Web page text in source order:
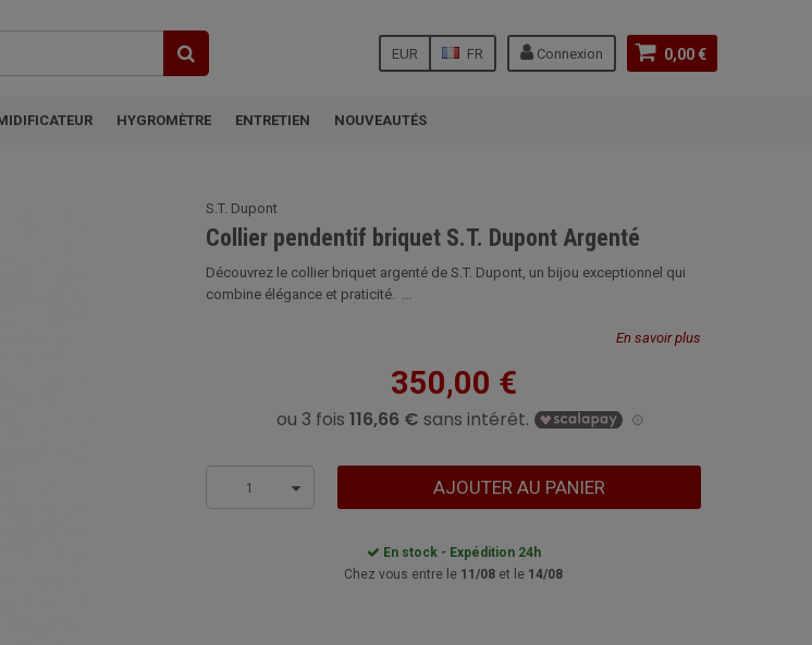
0,00 €
Connexion
FR
EUR
HYGROMÈTRE ENTRETIEN NOUVEAUTÉS
S.T. Dupont
Collier pendentif briquet S.T. Dupont Argenté
Découvrez le collier briquet argenté de S.T. Dupont, un bijou exceptionnel qui
combine élégance et praticité. ...
En savoir plus
350,00 €
1 AJOUTER AU PANIER
En stock - Expédition 24h
Chez vous entre le 11/08 et le 14/08